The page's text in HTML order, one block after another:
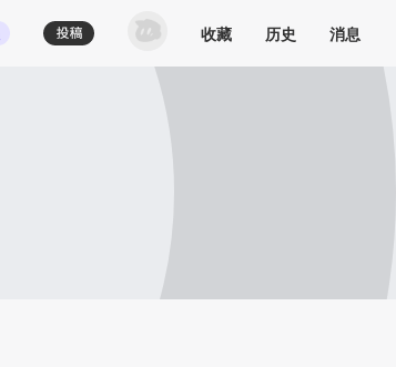
收藏 历史 消息